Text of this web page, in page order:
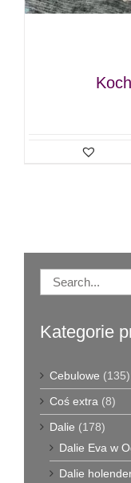
Kategorie
Cebulowe (135)
Coś extra (8)
Dalie (178)
Dalie Eva w
Dalie